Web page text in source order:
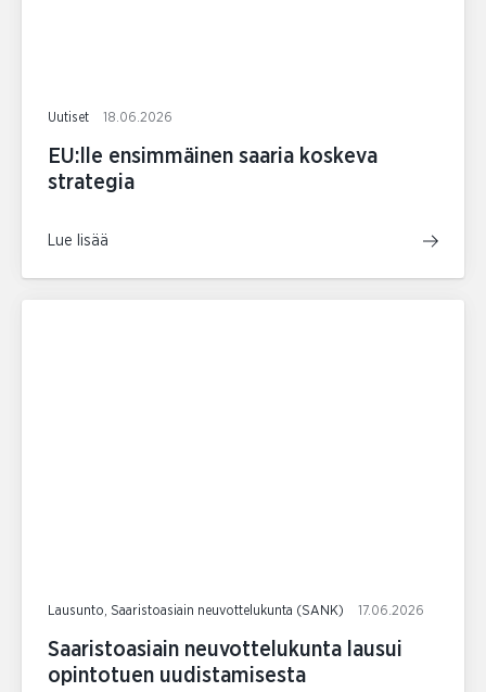
Uutiset 18.06.2026
EU:lle ensimmäinen saaria koskeva
strategia
Lue lisää
Lausunto, Saaristoasiain neuvottelukunta (SANK) 17.06.2026
Saaristoasiain neuvottelukunta lausui
opintotuen uudistamisesta